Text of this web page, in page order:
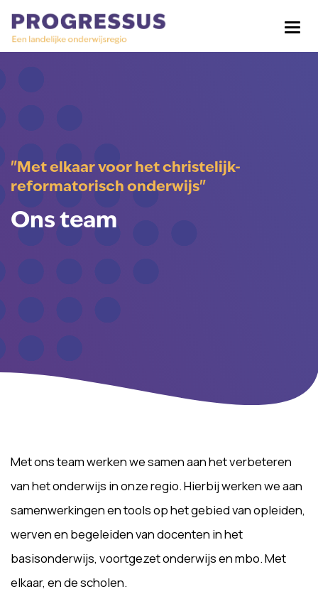
"Met elkaar voor het christelijk-
reformatorisch onderwijs"
Ons team
Met ons team werken we samen aan het verbeteren
van het onderwijs in onze regio. Hierbij werken we aan
samenwerkingen en tools op het gebied van opleiden,
werven en begeleiden van docenten in het
basisonderwijs, voortgezet onderwijs en mbo. Met
elkaar, en de scholen.